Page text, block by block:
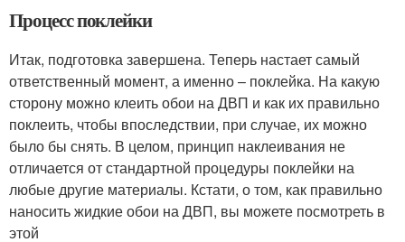
Процесс поклейки
Итак, подготовка завершена. Теперь настает самый
ответственный момент, а именно – поклейка. На какую
сторону можно клеить обои на ДВП и как их правильно
поклеить, чтобы впоследствии, при случае, их можно
было бы снять. В целом, принцип наклеивания не
отличается от стандартной процедуры поклейки на
любые другие материалы. Кстати, о том, как правильно
наносить жидкие обои на ДВП, вы можете посмотреть в
этой